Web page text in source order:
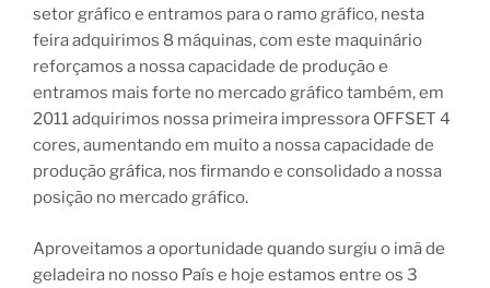
setor gráfico e entramos para o ramo gráfico, nesta
feira adquirimos 8 máquinas, com este maquinário
reforçamos a nossa capacidade de produção e
entramos mais forte no mercado gráfico também, em
2011 adquirimos nossa primeira impressora OFFSET 4
cores, aumentando em muito a nossa capacidade de
produção gráfica, nos firmando e consolidado a nossa
posição no mercado gráfico.
Aproveitamos a oportunidade quando surgiu o imã de
geladeira no nosso País e hoje estamos entre os 3